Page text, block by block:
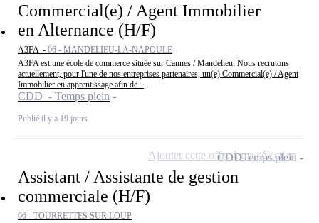
Commercial(e) / Agent Immobilier
en Alternance (H/F)
A3FA - 06 - MANDELIEU-LA-NAPOULE
A3FA est une école de commerce située sur Cannes / Mandelieu. Nous recrutons
actuellement, pour l'une de nos entreprises partenaires, un(e) Commercial(e) / Agent
Immobilier en apprentissage afin de...
CDD - Temps plein
Publié il y a 19 jours
Assistant / Assistante de gestion
commerciale (H/F)
06 - TOURRETTES SUR LOUP
CDDTemps plein
Ajouter cette offre à ma sélection